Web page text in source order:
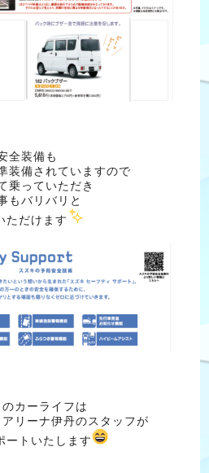
全装備も
装備されていますので
乗っていただき
もバリバリと
ただけます
のカーライフは
リーナ伊丹のスタッフが
ートいたします